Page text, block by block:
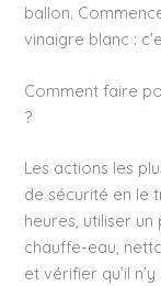
ballon.
vinaigre blanc :
Comment faire
?
Les actions les
de sécurité en le
heures, utiliser
chauffe-eau,
et vérifier qu’il